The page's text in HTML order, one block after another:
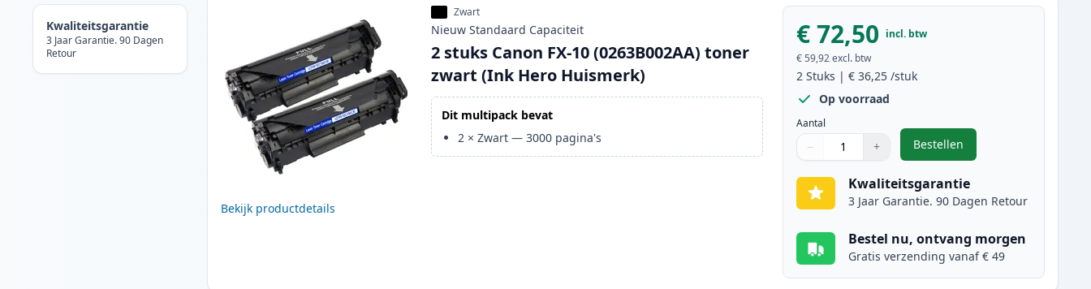
Kwaliteitsgarantie
3 Jaar Garantie. 90 Dagen
Retour
Bekijk productdetails
Zwart
Nieuw Standaard Capaciteit
2 stuks Canon FX-10 (0263B002AA) toner
zwart (Ink Hero Huismerk)
Dit multipack bevat
2 ×Zwart —3000 pagina's
€ 72,50 incl. btw
€ 59,92 excl. btw
2 Stuks |€ 36,25 /stuk
Op voorraad
Aantal
Aantal
Gebruik de knoppen om aan te passen
− +
Aantal 1
Bestellen
,2 stuks Canon FX-10
Kwaliteitsgarantie
3 Jaar Garantie. 90 Dagen Retour
Bestel nu, ontvang morgen
Gratis verzending vanaf € 49